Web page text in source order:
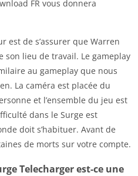
FR vous donnera
est de s’assurer que Warren
son lieu de travail. Le gameplay
au gameplay que nous
La caméra est placée du
et l’ensemble du jeu est
dans le Surge est
doit s’habituer. Avant de
de morts sur votre compte.
Telecharger est-ce une